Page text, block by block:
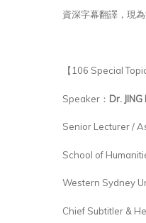
資深字幕翻譯，現
【106 Special
Speaker： Dr.
Senior Lecturer /
School of
Western Sydney
Chief Subtitler &